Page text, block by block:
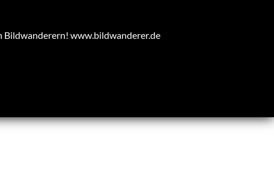
Bildwanderern! www.bildwanderer.de